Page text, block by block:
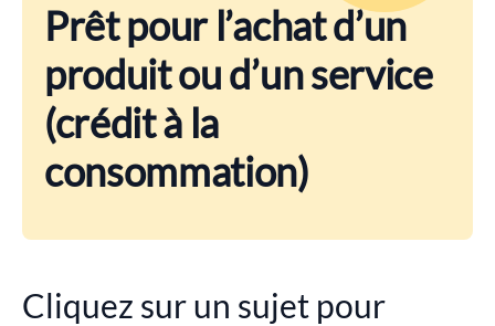
Prêt pour l’achat d’un
produit ou d’un service
(crédit à la
consommation)
Cliquez sur un sujet pour